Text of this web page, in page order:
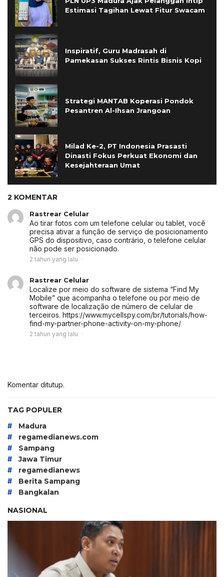
Estimasi Tagihan Lewat Fitur Swacam
Inspiratif, Guru Madrasah di
Pamekasan Sukses Rintis Bisnis Kopi
Strategi MANTAB Koperasi Pondok
Pesantren Al-Ihsan Jrangoan
Milad Ke-2, PT Indonesia Prasasti
Dinasti Fokus Perkuat Ekonomi dan
Kesejahteraan Umat
2 KOMENTAR
Rastrear Celular
Ao tirar fotos com um telefone celular ou tablet, você
precisa ativar a função de serviço de posicionamento
GPS do dispositivo, caso contrário, o telefone celular
não pode ser posicionado.
2 tahun yang lalu
Rastrear Celular
Localize por meio do software de sistema “Find My
Mobile” que acompanha o telefone ou por meio de
software de localização de número de celular de
terceiros. https://www.mycellspy.com/br/tutorials/how-
find-my-partner-phone-activity-on-my-phone/
2 tahun yang lalu
Komentar ditutup.
TAG POPULER
# Madura
# regamedianews.com
# Sampang
# Jawa Timur
# regamedianews
# Berita Sampang
#
Bangkalan
NASIONAL